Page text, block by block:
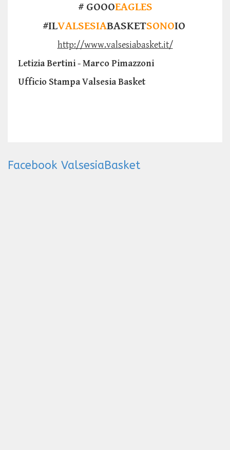
# GOOOEAGLES
#ILVALSESIABASKETSONOIO
http://www.valsesiabasket.it/
Letizia Bertini - Marco Pimazzoni
Ufficio Stampa Valsesia Basket
Facebook ValsesiaBasket